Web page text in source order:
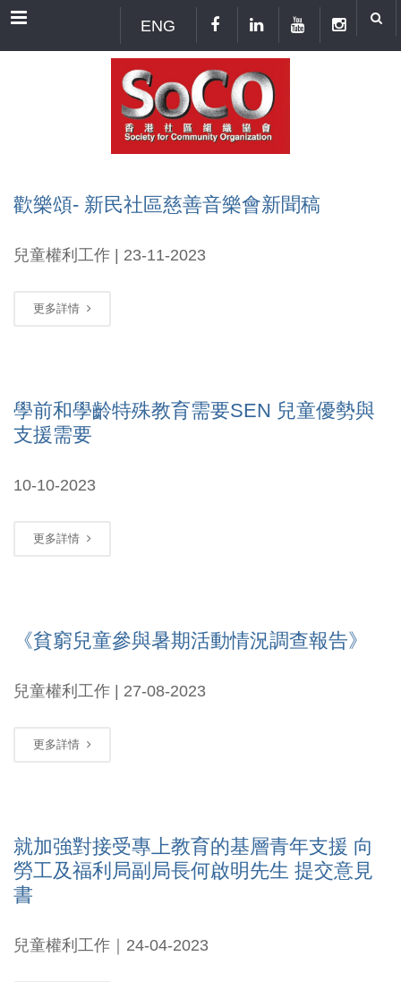
Menu ENG
歡樂頌- 新民社區慈善音樂會新聞稿
兒童權利工作 | 23-11-2023
更多詳情
學前和學齡特殊教育需要SEN 兒童優勢與
支援需要
10-10-2023
更多詳情
《貧窮兒童參與暑期活動情況調查報告》
兒童權利工作 | 27-08-2023
更多詳情
就加強對接受專上教育的基層青年支援 向
勞工及福利局副局長何啟明先生 提交意見
書
兒童權利工作｜24-04-2023